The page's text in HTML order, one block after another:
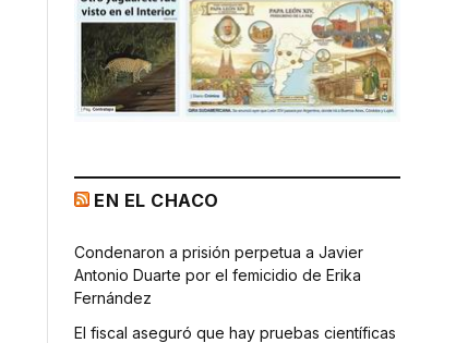
EN EL CHACO
Condenaron a prisión perpetua a Javier
Antonio Duarte por el femicidio de Erika
Fernández
El fiscal aseguró que hay pruebas científicas